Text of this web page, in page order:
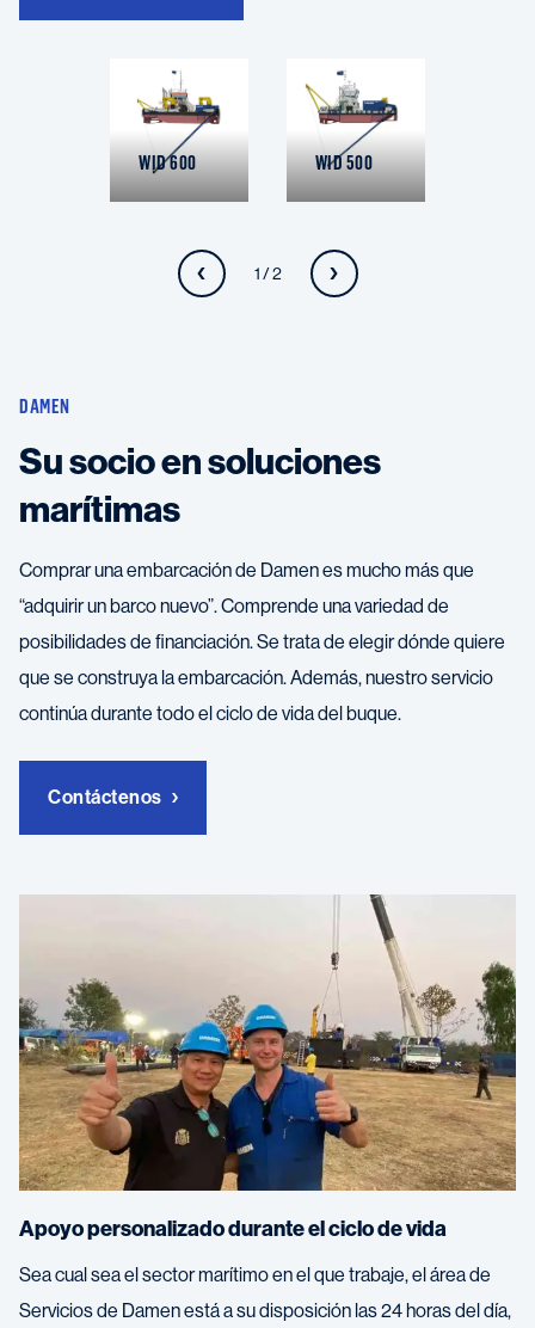
WID 600 WID 500
1 / 2
DAMEN
Su socio en soluciones
marítimas
Comprar una embarcación de Damen es mucho más que
“adquirir un barco nuevo”. Comprende una variedad de
posibilidades de financiación. Se trata de elegir dónde quiere
que se construya la embarcación. Además, nuestro servicio
continúa durante todo el ciclo de vida del buque.
Contáctenos
Apoyo personalizado durante el ciclo de vida
Sea cual sea el sector marítimo en el que trabaje, el área de
Servicios de Damen está a su disposición las 24 horas del día,